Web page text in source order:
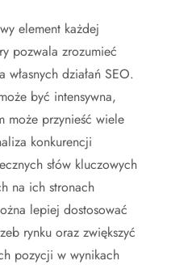
element każdej
pozwala zrozumieć
działań SEO.
być intensywna,
może przynieść wiele
konkurencji
słów kluczowych
na ich stronach
lepiej dostosować
rynku oraz zwiększyć
pozycji w wynikach